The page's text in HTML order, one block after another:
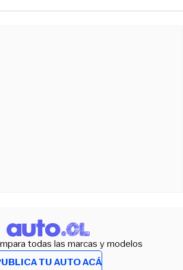
todas las marcas y modelos
TU AUTO ACÁ